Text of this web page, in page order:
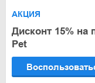
АКЦИЯ
Дисконт 15% на
Pet